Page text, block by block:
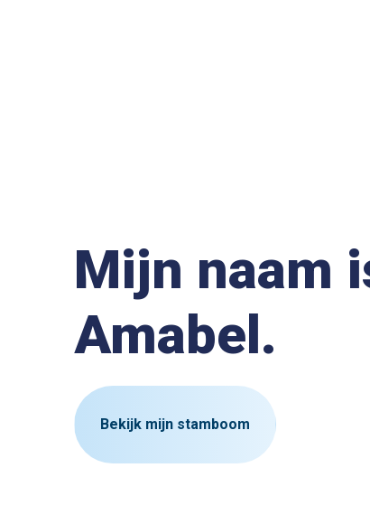
Mijn naam
Amabel.
Bekijk mijn stamboom